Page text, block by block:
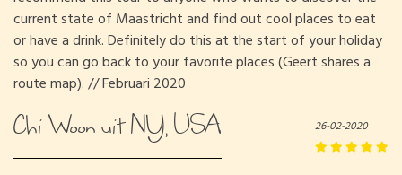
current state of Maastricht and find out cool places to eat
or have a drink. Definitely do this at the start of your holiday
so you can go back to your favorite places (Geert shares a
route map). // Februari 2020
Chi Woon uit NY, USA 26-02-2020